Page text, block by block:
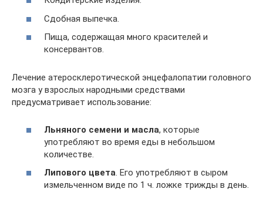
Сдобная выпечка.
Пища, содержащая много красителей и
консервантов.
Лечение атеросклеротической энцефалопатии головного
мозга у взрослых народными средствами
предусматривает использование:
Льняного семени и масла, которые
употребляют во время еды в небольшом
количестве.
Липового цвета. Его употребляют в сыром
измельченном виде по 1 ч. ложке трижды в день.